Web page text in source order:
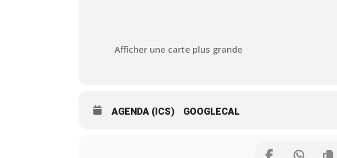
Afficher une carte plus grande
AGENDA (ICS) GOOGLECAL